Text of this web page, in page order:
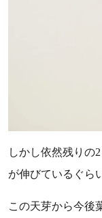
しかし依然残りの
が伸びているぐら
この天芽から今後